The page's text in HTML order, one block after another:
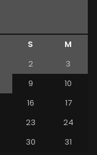
S
M
2
3
9
10
16
17
23
24
30
31